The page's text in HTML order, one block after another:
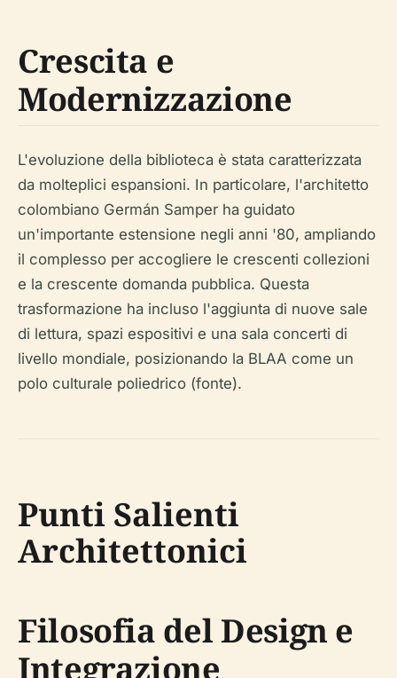
Crescita e
Modernizzazione
L'evoluzione della biblioteca è stata caratterizzata
da molteplici espansioni. In particolare, l'architetto
colombiano Germán Samper ha guidato
un'importante estensione negli anni '80, ampliando
il complesso per accogliere le crescenti collezioni
e la crescente domanda pubblica. Questa
trasformazione ha incluso l'aggiunta di nuove sale
di lettura, spazi espositivi e una sala concerti di
livello mondiale, posizionando la BLAA come un
polo culturale poliedrico (fonte).
Punti Salienti
Architettonici
Filosofia del Design e
Integrazione